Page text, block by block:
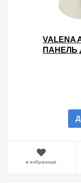
VALENA
ПАНЕЛЬ
в избранные